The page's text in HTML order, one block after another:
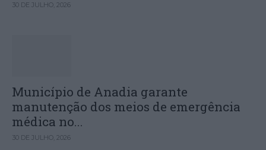
30 DE JULHO, 2026
Município de Anadia garante
manutenção dos meios de emergência
médica no...
30 DE JULHO, 2026